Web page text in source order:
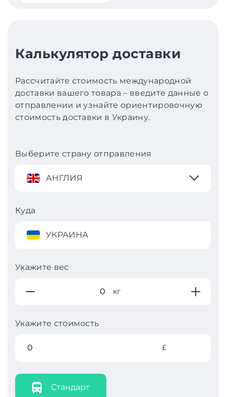
Калькулятор доставки
Рассчитайте стоимость международной
доставки вашего товара – введите данные о
отправлении и узнайте ориентировочную
стоимость доставки в Украину.
Выберите страну отправления
АНГЛИЯ
Куда
УКРАИНА
Укажите вес
кг
Укажите стоимость
£
Стандарт